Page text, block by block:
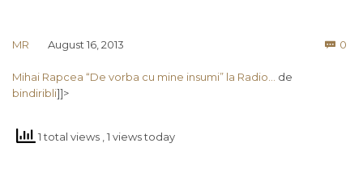
MR August 16, 2013  0
Mihai Rapcea “De vorba cu mine insumi” la Radio…
de
bindiribli]]>
1 total views , 1 views today